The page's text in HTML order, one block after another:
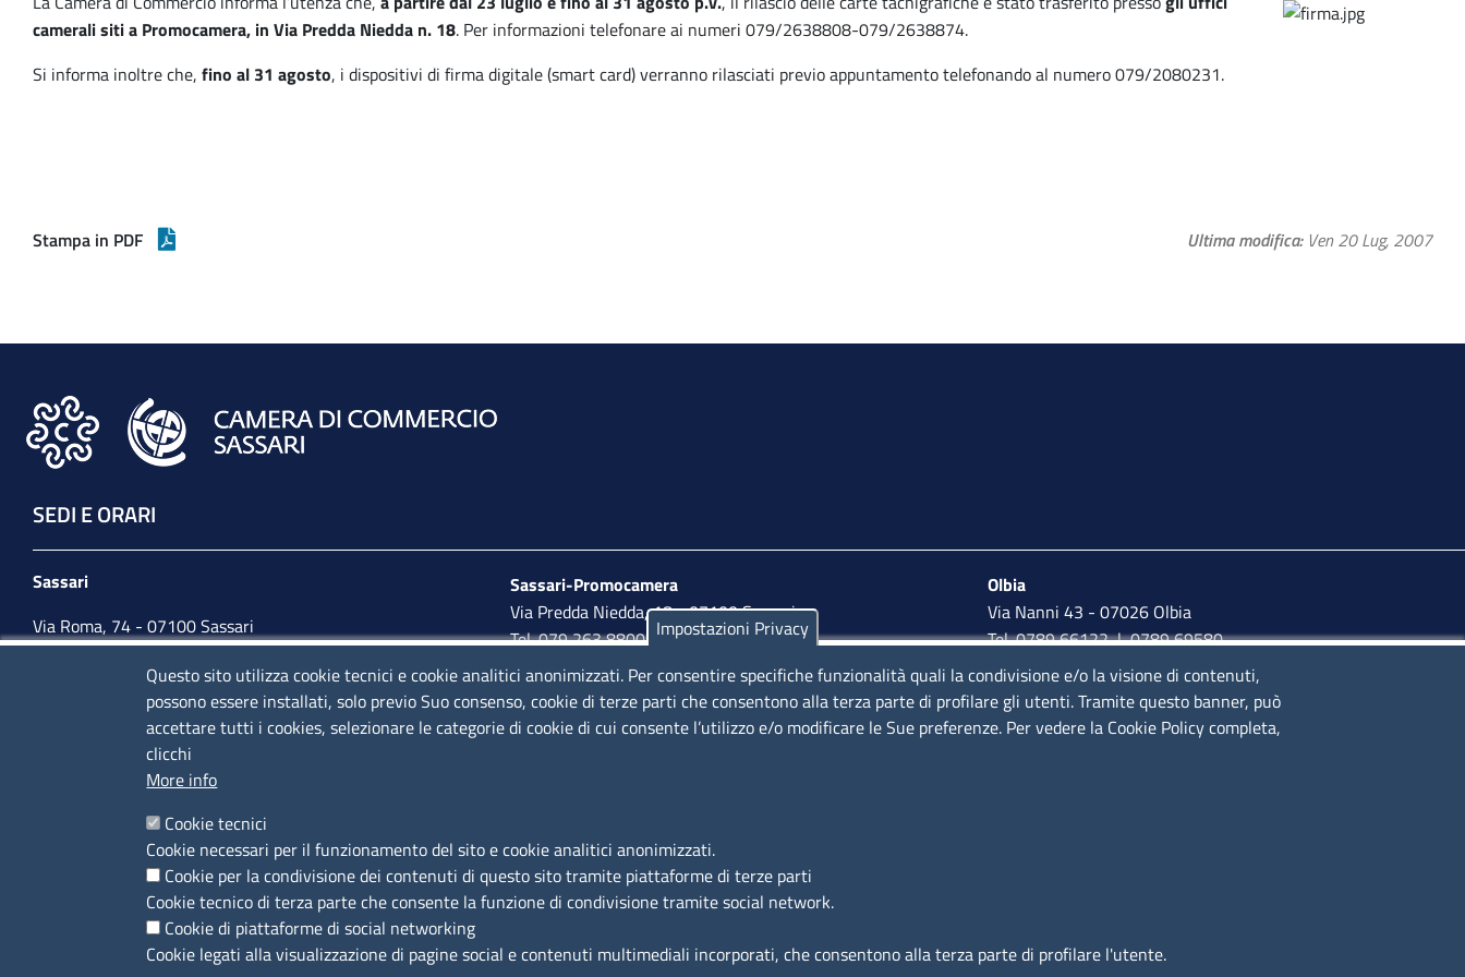
camerali siti a Promocamera, in Via Predda Niedda n. 18. Per informazioni telefonare ai numeri 079/2638808-079/2638874.
Si informa inoltre che, fino al 31 agosto, i dispositivi di firma digitale (smart card) verranno rilasciati previo appuntamento telefonando al numero 079/2080231.
Stampa in PDF Ultima modifica Ven 20 Lug, 2007
SEDI E ORARI
Sassari
Via Roma, 74 - 07100 Sassari
Tel. 079 2080274
lunedì - venerdì: 10,00 - 13,00; mercoledì pomeriggio:
Sassari-Promocamera
Via Predda Niedda, 18 - 07100 Sassari
Tel. 079 263 8800 | Fax 079 2638810
lunedì al venerdì: 10,00 - 13,00; mercoledì pomeriggio:
15,30 - 17,00
Olbia
Via Nanni 43 - 07026 Olbia
Tel. 0789 66122 | 0789 69580
mail:ufficio.olbia@ss.camcom.it
lunedì al venerdì: 9,00 - 12,00; lunedì pomeriggio: 16,00 -
17,00
Camera di Commercio, Industria, Artigianato e
Agricoltura di Sassari
cciaa@ss.legalmail.camcom.it
01047570906
Segnalazione di illecito
Amministrazione Trasparente
Dichiarazione di accessibilità
Impostazioni Privacy
Questo sito utilizza cookie tecnici e cookie analitici anonimizzati. Per consentire specifiche funzionalità quali la condivisione e/o la visione di contenuti,
possono essere installati, solo previo Suo consenso, cookie di terze parti che consentono alla terza parte di profilare gli utenti. Tramite questo banner, può
accettare tutti i cookies, selezionare le categorie di cookie di cui consente l’utilizzo e/o modificare le Sue preferenze. Per vedere la Cookie Policy completa,
clicchi
More info
Cookie tecnici
Cookie necessari per il funzionamento del sito e cookie analitici anonimizzati.
Cookie per la condivisione dei contenuti di questo sito tramite piattaforme di terze parti
Cookie tecnico di terza parte che consente la funzione di condivisione tramite social network.
Cookie di piattaforme di social networking
Cookie legati alla visualizzazione di pagine social e contenuti multimediali incorporati, che consentono alla terza parte di profilare l'utente.